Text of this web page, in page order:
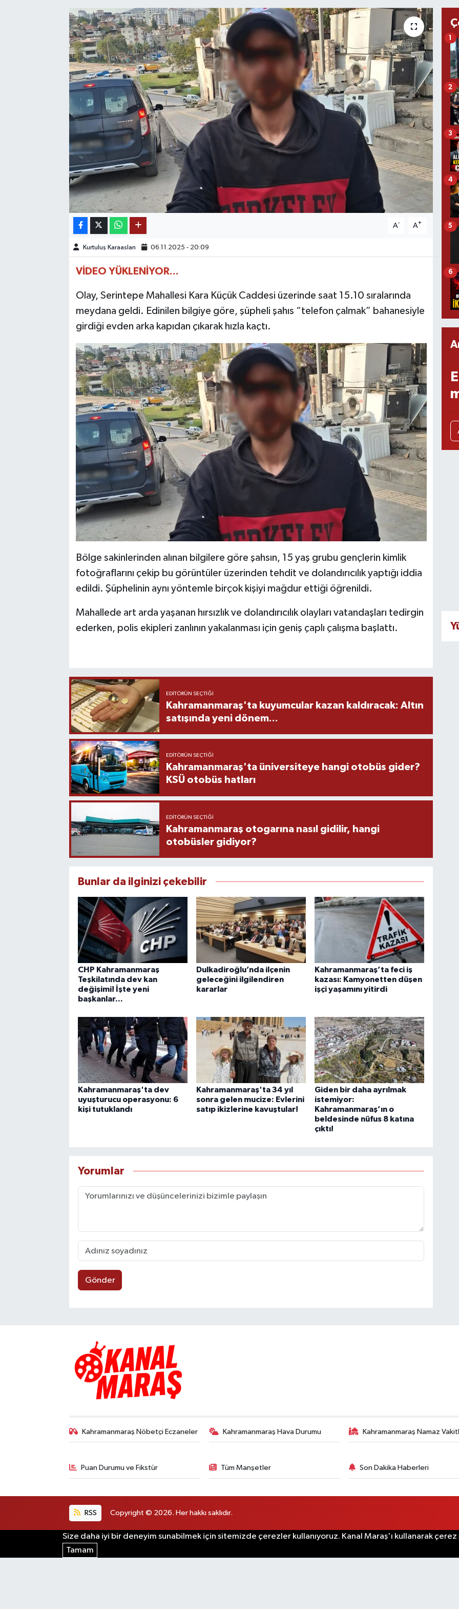
A- A+
Kurtuluş Karaaslan 06.11.2025 - 20:09
VİDEO YÜKLENİYOR...
Olay, Serintepe Mahallesi Kara Küçük Caddesi üzerinde saat 15.10 sıralarında
meydana geldi. Edinilen bilgiye göre, şüpheli şahıs “telefon çalmak” bahanesiyle
girdiği evden arka kapıdan çıkarak hızla kaçtı.
Bölge sakinlerinden alınan bilgilere göre şahsın, 15 yaş grubu gençlerin kimlik
fotoğraflarını çekip bu görüntüler üzerinden tehdit ve dolandırıcılık yaptığı iddia
edildi. Şüphelinin aynı yöntemle birçok kişiyi mağdur ettiği öğrenildi.
Mahallede art arda yaşanan hırsızlık ve dolandırıcılık olayları vatandaşları tedirgin
ederken, polis ekipleri zanlının yakalanması için geniş çaplı çalışma başlattı.
EDITÖRÜN SEÇTIĞI
Kahramanmaraş'ta kuyumcular kazan kaldıracak: Altın
satışında yeni dönem...
EDITÖRÜN SEÇTIĞI
Kahramanmaraş'ta üniversiteye hangi otobüs gider?
KSÜ otobüs hatları
EDITÖRÜN SEÇTIĞI
Kahramanmaraş otogarına nasıl gidilir, hangi
otobüsler gidiyor?
Bunlar da ilginizi çekebilir
CHP Kahramanmaraş
Teşkilatında dev kan
değişimi! İşte yeni
başkanlar...
Dulkadiroğlu’nda ilçenin
geleceğini ilgilendiren
kararlar
Kahramanmaraş’ta feci iş
kazası: Kamyonetten düşen
işçi yaşamını yitirdi
Kahramanmaraş'ta dev
uyuşturucu operasyonu: 6
kişi tutuklandı
Kahramanmaraş'ta 34 yıl
sonra gelen mucize: Evlerini
satıp ikizlerine kavuştular!
Giden bir daha ayrılmak
istemiyor:
Kahramanmaraş’ın o
beldesinde nüfus 8 katına
çıktı!
Yorumlar
Gönder
1
2
3
4
5
6
Kahramanmaraş Nöbetçi Eczaneler Kahramanmaraş Hava Durumu Kahramanmaraş Namaz
Puan Durumu ve Fikstür Tüm Manşetler Son Dakika Haberleri
RSS Copyright © 2026. Her hakkı saklıdır.
Size daha iyi bir deneyim sunabilmek için sitemizde çerezler kullanıyoruz. Kanal Maraş'ı kullanarak çerez
Tamam